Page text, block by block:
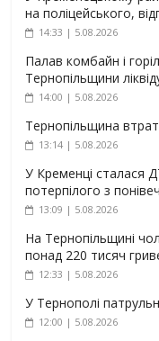
на поліцейського,
14:33 | 5.08.2026
Палав комбайн і
Тернопільщини
14:00 | 5.08.2026
Тернопільщина
13:14 | 5.08.2026
У Кременці сталася
потерпілого з
13:09 | 5.08.2026
На Тернопільщині
понад 220 тисяч
12:33 | 5.08.2026
У Тернополі
12:00 | 5.08.2026